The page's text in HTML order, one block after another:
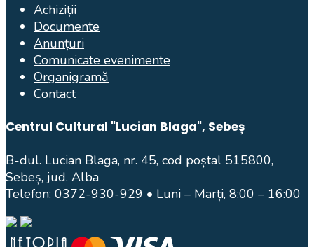
Achiziții
Documente
Anunțuri
Comunicate evenimente
Organigramă
Contact
Centrul Cultural "Lucian Blaga", Sebeș
B-dul. Lucian Blaga, nr. 45, cod poștal 515800,
Sebeș, jud. Alba
Telefon: 0372-930-929 • Luni – Marți, 8:00 – 16:00